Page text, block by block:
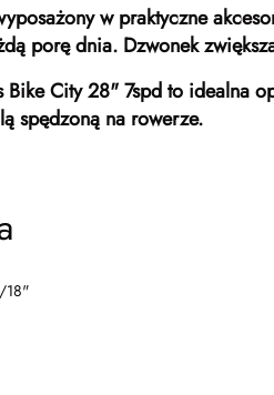
w praktyczne
porę dnia. Dzwonek
Bike City 28" 7spd to idealna
spędzoną na rowerze.
18"